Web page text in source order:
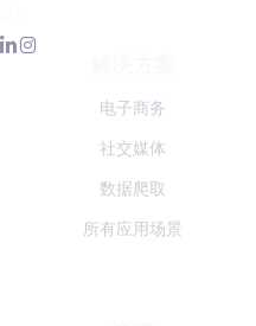
电子商务
社交媒体
数据爬取
所有应用场景